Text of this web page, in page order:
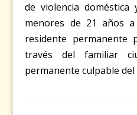
de violencia
menores de 21 años
residente
través del familiar
permanente culpable